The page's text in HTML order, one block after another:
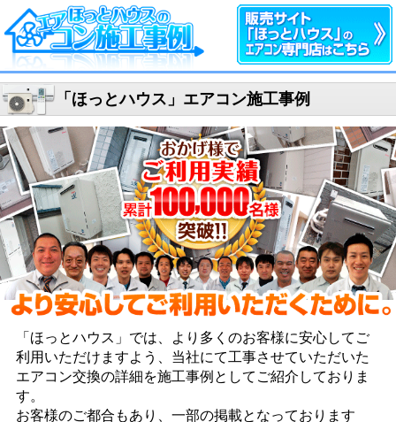
「ほっとハウス」エアコン施工事例
「ほっとハウス」では、より多くのお客様に安心してご
利用いただけますよう、当社にて工事させていただいた
エアコン交換の詳細を施工事例としてご紹介しておりま
す。
お客様のご都合もあり、一部の掲載となっております